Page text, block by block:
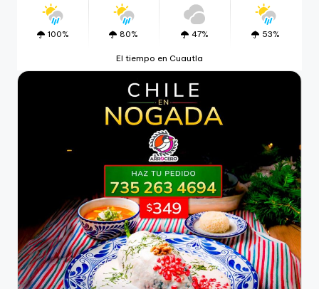
100% 80% 47% 53%
El tiempo en Cuautla